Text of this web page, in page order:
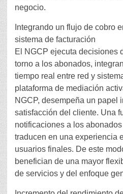
negocio.
Integrando un flujo de cobro
sistema de facturación
El NGCP ejecuta decisiones
torno a los abonados,
tiempo real entre red y
plataforma de mediación
NGCP, desempeña un papel
satisfacción del cliente. Una
notificaciones a los
traducen en una experiencia
usuarios finales. De este
benefician de una mayor
de servicios y del enfoque